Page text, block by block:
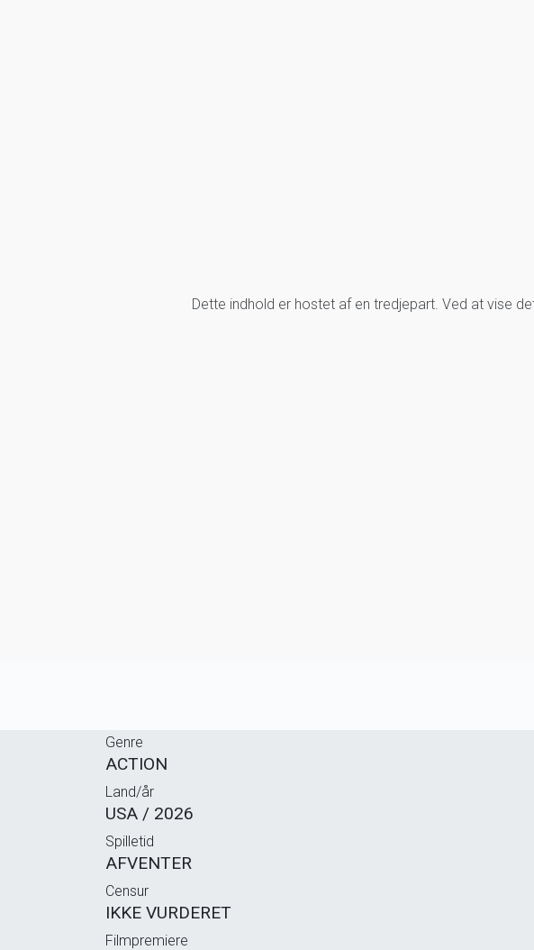
Dette indhold er hostet af en tredjepart. Ved at vise
Genre
ACTION
Land/år
USA / 2026
Spilletid
AFVENTER
Censur
IKKE VURDERET
Filmpremiere